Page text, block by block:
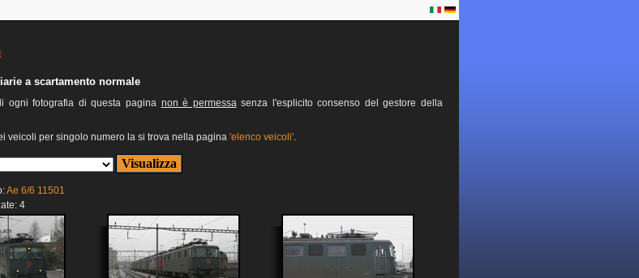
a scartamento normale
ogni fotografia di questa pagina non è permessasenza l'esplicito consenso del gestore della
veicoli per singolo numero la si trova nella pagina 'elenco veicoli'.
Ae 6/6 11501
4